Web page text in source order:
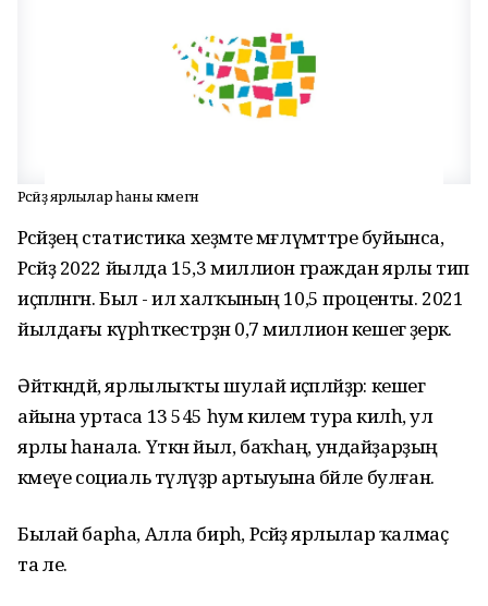
Рәсәйҙә ярлылар һаны кәмегән
Рәсәйҙең статистика хеҙмәте мәғлүмәттәре буйынса,
Рәсәйҙә 2022 йылда 15,3 миллион граждан ярлы тип
иҫәпләнгән. Был - ил халҡының 10,5 проценты. 2021
йылдағы күрһәткестәрҙән 0,7 миллион кешегә әҙерәк.
Әйткәндәй, ярлылыҡты шулай иҫәпләйҙәр: кешегә
айына уртаса 13 545 һум килем тура килһә, ул
ярлы һанала. Үткән йыл, баҡһаң, ундайҙарҙың
кәмеүе социаль түләүҙәр артыуына бәйле булған.
Былай барһа, Алла бирһә, Рәсәйҙә ярлылар ҡалмаҫ
та әле.